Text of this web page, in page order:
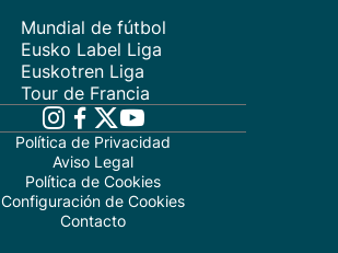
Mundial de fútbol
Eusko Label Liga
Euskotren Liga
Tour de Francia
Política de Privacidad
Aviso Legal
Política de Cookies
Configuración de Cookies
Contacto